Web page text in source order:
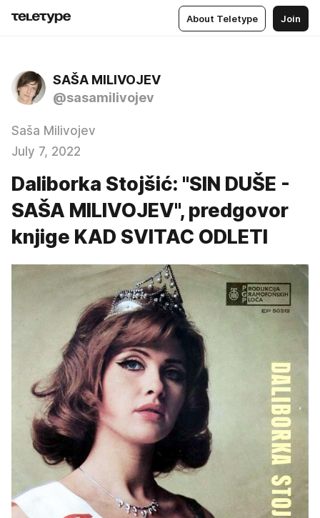
About Teletype Join
SAŠA MILIVOJEV
@sasamilivojev
Saša Milivojev
July 7, 2022
Daliborka Stojšić: "SIN DUŠE -
SAŠA MILIVOJEV", predgovor
knjige KAD SVITAC ODLETI